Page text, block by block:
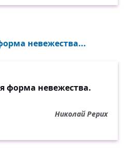
невежества...
форма невежества.
Николай Рерих